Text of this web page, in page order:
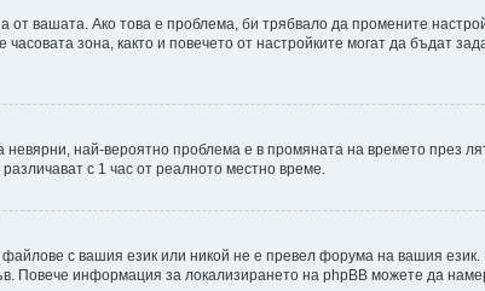
от вашата. Ако това е проблема, би трябвало да промените
зона, както и повечето от настройките могат да бъдат
най-вероятно проблема е в промяната на времето през
с 1 час от реалното местно време.
с вашия език или никой не е превел форума на вашия
Повече информация за локализирането на phpBB можете да